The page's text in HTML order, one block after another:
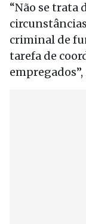
“Não se trata
criminal de
tarefa de